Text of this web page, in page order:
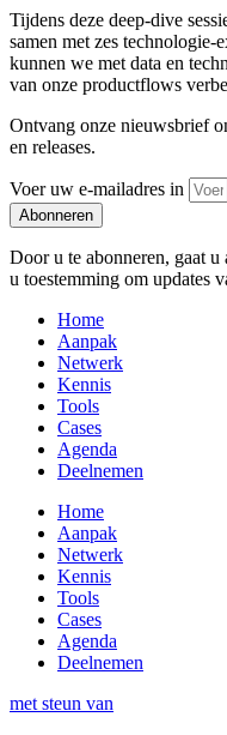
Tijdens deze deep-dive
samen met zes technologie-
kunnen we met data en
van onze productflows
Ontvang onze nieuwsbrief
en releases.
Voer uw e-mailadres in
Abonneren
Door u te abonneren, gaat
u toestemming om updates
Home
Aanpak
Netwerk
Kennis
Tools
Cases
Agenda
Deelnemen
Home
Aanpak
Netwerk
Kennis
Tools
Cases
Agenda
Deelnemen
met steun van